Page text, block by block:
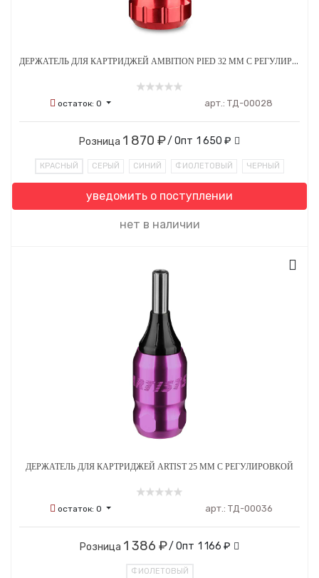
ДЕРЖАТЕЛЬ ДЛЯ КАРТРИДЖЕЙ AMBITION PIED 32 ММ С РЕГУЛИРОВКОЙ АЛЮМИНИЕВЫЙ
остаток: 0 арт.: ТД-00028
Розница 1 870 ₽/ Опт 1 650 ₽
КРАСНЫЙ СЕРЫЙ СИНИЙ ФИОЛЕТОВЫЙ ЧЕРНЫЙ
уведомить о поступлении
нет в наличии
ДЕРЖАТЕЛЬ ДЛЯ КАРТРИДЖЕЙ ARTIST 25 ММ С РЕГУЛИРОВКОЙ
остаток: 0 арт.: ТД-00036
Розница 1 386 ₽/ Опт 1 166 ₽
ФИОЛЕТОВЫЙ